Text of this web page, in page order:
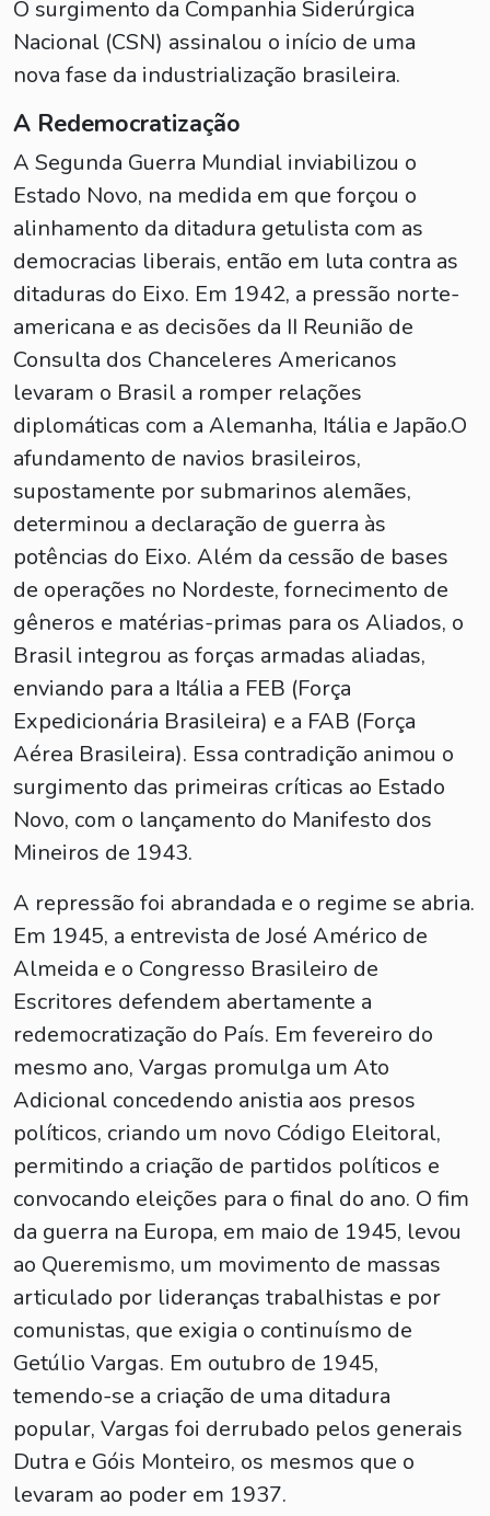
O surgimento da Companhia Siderúrgica
Nacional (CSN) assinalou o início de uma
nova fase da industrialização brasileira.
A Redemocratização
A Segunda Guerra Mundial inviabilizou o
Estado Novo, na medida em que forçou o
alinhamento da ditadura getulista com as
democracias liberais, então em luta contra as
ditaduras do Eixo. Em 1942, a pressão norte-
americana e as decisões da II Reunião de
Consulta dos Chanceleres Americanos
levaram o Brasil a romper relações
diplomáticas com a Alemanha, Itália e Japão.O
afundamento de navios brasileiros,
supostamente por submarinos alemães,
determinou a declaração de guerra às
potências do Eixo. Além da cessão de bases
de operações no Nordeste, fornecimento de
gêneros e matérias-primas para os Aliados, o
Brasil integrou as forças armadas aliadas,
enviando para a Itália a FEB (Força
Expedicionária Brasileira) e a FAB (Força
Aérea Brasileira). Essa contradição animou o
surgimento das primeiras críticas ao Estado
Novo, com o lançamento do Manifesto dos
Mineiros de 1943.
A repressão foi abrandada e o regime se abria.
Em 1945, a entrevista de José Américo de
Almeida e o Congresso Brasileiro de
Escritores defendem abertamente a
redemocratização do País. Em fevereiro do
mesmo ano, Vargas promulga um Ato
Adicional concedendo anistia aos presos
políticos, criando um novo Código Eleitoral,
permitindo a criação de partidos políticos e
convocando eleições para o final do ano. O fim
da guerra na Europa, em maio de 1945, levou
ao Queremismo, um movimento de massas
articulado por lideranças trabalhistas e por
comunistas, que exigia o continuísmo de
Getúlio Vargas. Em outubro de 1945,
temendo-se a criação de uma ditadura
popular, Vargas foi derrubado pelos generais
Dutra e Góis Monteiro, os mesmos que o
levaram ao poder em 1937.